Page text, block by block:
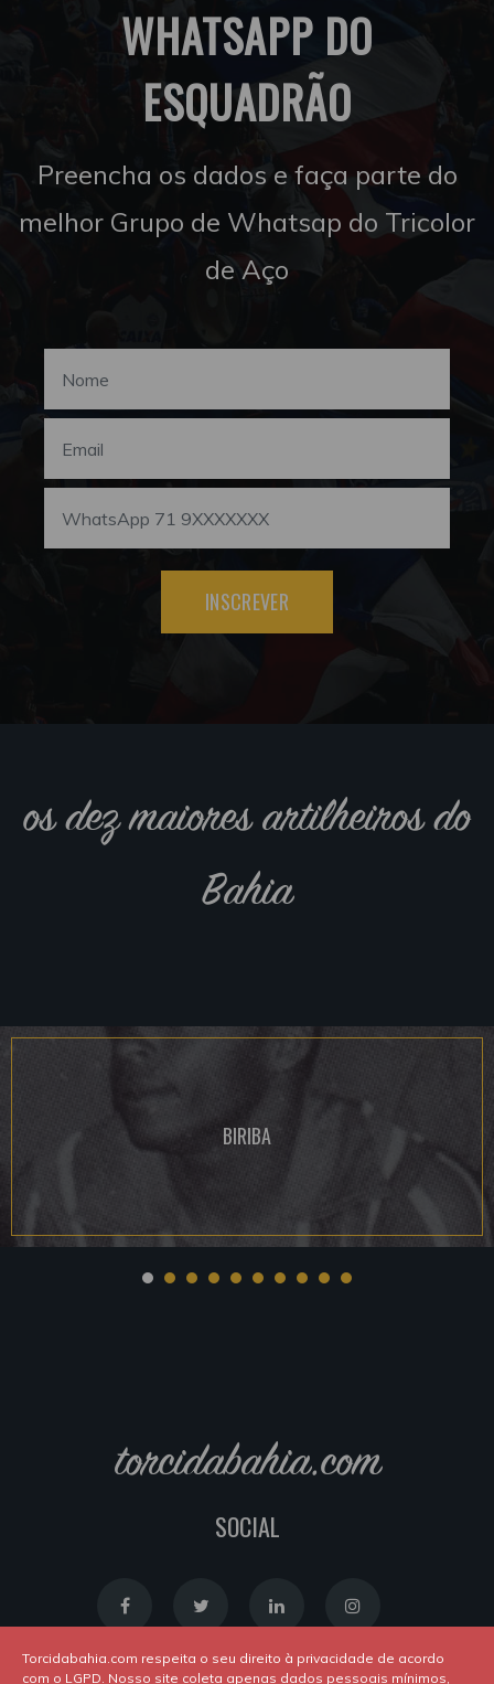
WHATSAPP DO
ESQUADRÃO
Preencha os dados e faça parte do
melhor Grupo de Whatsap do Tricolor
de Aço
INSCREVER
os dez maiores artilheiros do
Bahia
BIRIBA
torcidabahia.com
SOCIAL
Torcidabahia.com respeita o seu direito à privacidade de acordo
com o LGPD. Nosso site coleta apenas dados pessoais mínimos,